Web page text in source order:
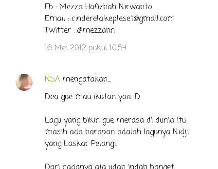
Fb : Mezza Hafizhah Nirwanto
Email : cinderela.kepleset@gmail.com
Twitter : @mezzahn
16 Mei 2012 pukul 10.54
NSA mengatakan…
Dea gue mau ikutan yaa ;D
Lagu yang bikin gue merasa di dunia itu
masih ada harapan adalah lagunya Nidji
yang Laskar Pelangi.